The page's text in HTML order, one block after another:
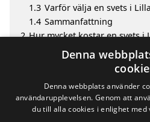
1.3 Varför välja en svets i
1.4 Sammanfattning
2 Hur mycket kostar en svets i
Fördelar med att välja svets i
Sök efter en skicklig svets i
Denna
Denna webbplats använder
användarupplevelsen. Genom att
du till alla cookies i enlighet med